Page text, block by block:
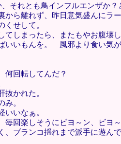
それとも鳥インフルエンザか？
ら離れず、昨日意気盛んにラ
くせして。
しまったら、またもやお腹壊し
いいもんを。 風邪より食い気
何回転してんだ？
抜かれた。
み。
いいなぁ。
回楽しそうにビヨ～ン、ビヨ～
ブランコ揺れまで派手に遊ん